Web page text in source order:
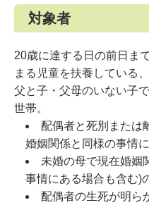
対象者
20歳に達する日の前日ま
まる児童を扶養している
父と子・父母のいない子
世帯。
配偶者と死別または
婚姻関係と同様の事情
未婚の母で現在婚姻
事情にある場合も含む)
配偶者の生死が明ら